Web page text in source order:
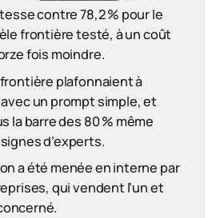
contre 78,2 % pour le
frontière testé, à un coût
fois moindre.
plafonnaient à
un prompt simple, et
la barre des 80 % même
d’experts.
a été menée en interne par
qui vendent l’un et